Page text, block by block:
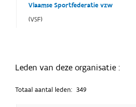
Vlaamse Sportfederatie vzw
(VSF)
Leden van deze organisatie :
Totaal aantal leden: 349